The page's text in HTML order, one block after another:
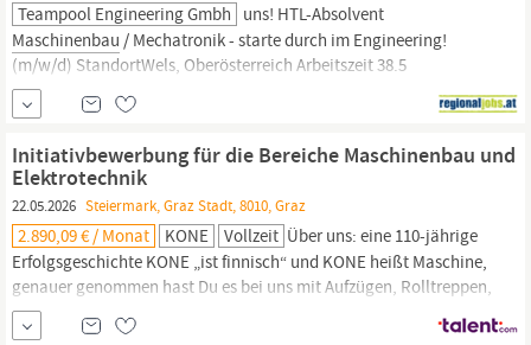
Teampool Engineering Gmbh uns! HTL-Absolvent
Maschinenbau / Mechatronik - starte durch im Engineering!
(m/w/d) StandortWels, Oberösterreich Arbeitszeit 38.5
Stunden/Woche Dich begeistertSelbständiges Erstellen von
KonstruktionenDurchführen technischer Berechnungen und FEM-
ProduktdokumentationenFertigungstechnische
Initiativbewerbung für die Bereiche Maschinenbau und
Elektrotechnik
22.05.2026 Steiermark, Graz Stadt, 8010, Graz
2.890,09 € / Monat KONE Vollzeit Über uns: eine 110-jährige
Erfolgsgeschichte KONE „ist finnisch“ und KONE heißt Maschine,
genauer genommen hast Du es bei uns mit Aufzügen, Rolltreppen,
Türen/Toren zu tun… In Österreich sind mehr als 500
Mitarbeitende tagtäglich dabei diese
am Laufen zu